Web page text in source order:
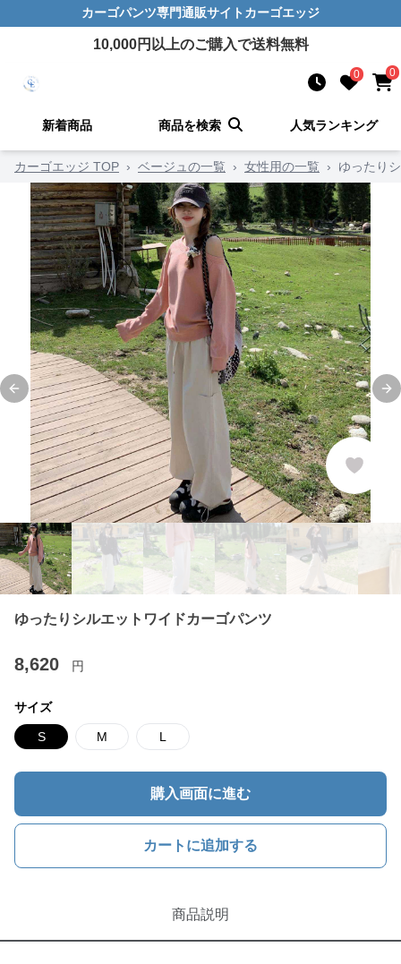
カーゴパンツ専門通販サイト カーゴエッジ
10,000円以上のご購入で送料無料
0 0
新着商品 商品を検索 人気ランキング
カーゴエッジ TOP › ベージュの一覧 › 女性用の一覧 › ゆったり
Previous slide
ゆったりシルエットワイドカーゴパンツ
8,620 円
サイズ
S M L
購入画面に進む
カートに追加する
商品説明